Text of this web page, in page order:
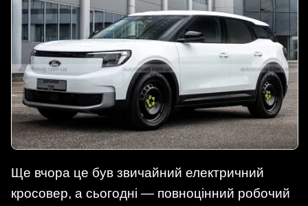
Ще вчора це був звичайний електричний
кросовер, а сьогодні — повноцінний робочий